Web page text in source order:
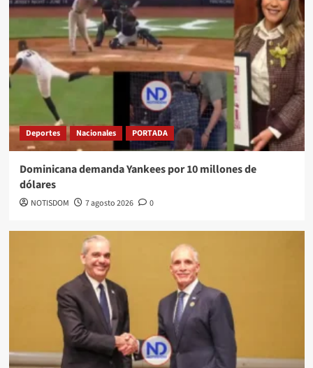
Deportes Nacionales PORTADA
Dominicana demanda Yankees por 10 millones de
dólares
NOTISDOM 7 agosto 2026 0